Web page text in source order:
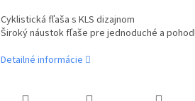
Cyklistická fľaša s KLS dizajnom
Široký náustok fľaše pre jednoduché a
Detailné informácie